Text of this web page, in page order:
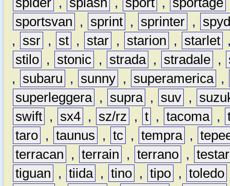
sportsvan
, sprint , sprinter ,
,
ssr , st , star , starion , starlet
stilo , stonic , strada , stradale ,
,
subaru , sunny , superamerica ,
superleggera , supra , suv ,
swift , sx4 , sz/rz , t , tacoma ,
taro , taunus , tc , tempra ,
terracan
, terrain , terrano ,
tiguan
, tiida , tino , tipo , toledo